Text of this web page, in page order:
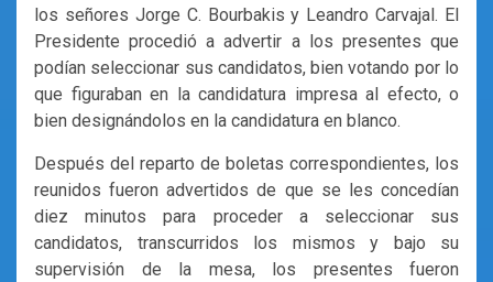
los señores Jorge C. Bourbakis y Leandro Carvajal. El
Presidente procedió a advertir a los presentes que
podían seleccionar sus candidatos, bien votando por lo
que figuraban en la candidatura impresa al efecto, o
bien designándolos en la candidatura en blanco.
Después del reparto de boletas correspondientes, los
reunidos fueron advertidos de que se les concedían
diez minutos para proceder a seleccionar sus
candidatos, transcurridos los mismos y bajo su
supervisión de la mesa, los presentes fueron